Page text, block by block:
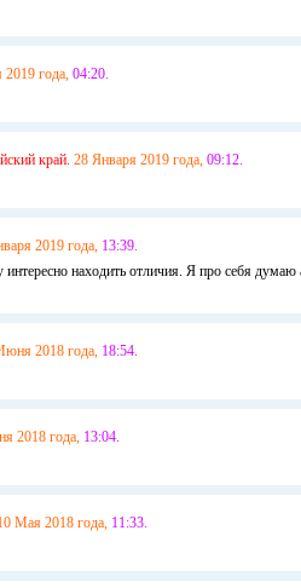
года, 04:20.
край. 28 Января 2019 года, 09:12.
2019 года, 13:39.
находить отличия. Я про себя думаю
2018 года, 18:54.
2018 года, 13:04.
Мая 2018 года, 11:33.